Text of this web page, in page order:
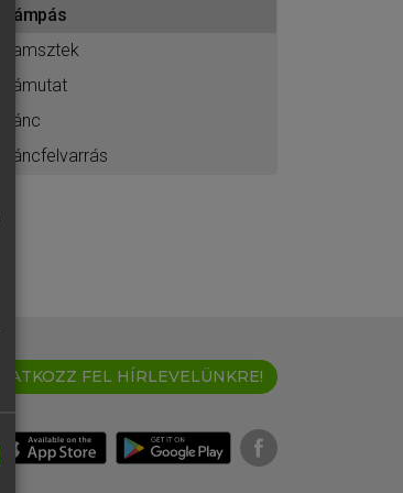
rámpás
ramsztek
rámutat
ránc
ráncfelvarrás
IRATKOZZ FEL HÍRLEVELÜNKRE!